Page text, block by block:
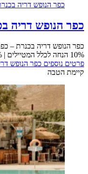
הנופש דריה בכנרת
דריה בכנרת
כפר הנופש דריה בכנרת